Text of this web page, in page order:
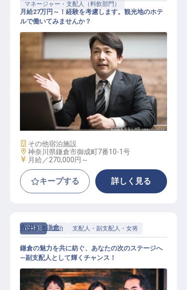
マネージャー・支配人（料飲部門）
副支配人候補
月給27万円～！経験を考慮します。観光地のホテ
ルで働いてみませんか？
施設業態
その他宿泊施設
勤務地
神奈川県鎌倉市御成町7番10-1号
給与
月給／270,000円～
キープする 詳しく見る
正社員 宿泊 支配人・副支配人・女将
WeBase鎌倉
鎌倉の魅力を共に紡ぐ、あなたの次のステージへ
—副支配人として輝くチャンス！